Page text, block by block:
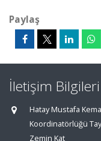
Paylaş
İletişim Bilgileri
Hatay Mustafa
Koordinatörlüğü
Zemin Kat